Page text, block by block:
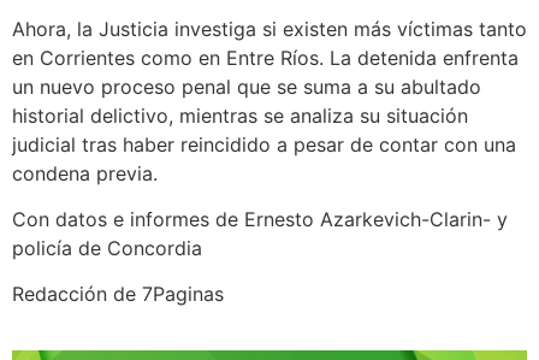
Ahora, la Justicia investiga si existen más víctimas tanto
en Corrientes como en Entre Ríos. La detenida enfrenta
un nuevo proceso penal que se suma a su abultado
historial delictivo, mientras se analiza su situación
judicial tras haber reincidido a pesar de contar con una
condena previa.
Con datos e informes de Ernesto Azarkevich-Clarin- y
policía de Concordia
Redacción de 7Paginas